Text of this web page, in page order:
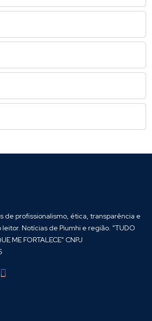
de profissionalismo, ética, transparência e
Notícias de Piumhi e região. "TUDO
ME FORTALECE" CNPJ